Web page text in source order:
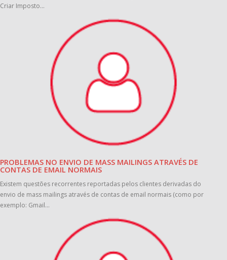
Criar Imposto...
PROBLEMAS NO ENVIO DE MASS MAILINGS ATRAVÉS DE
CONTAS DE EMAIL NORMAIS
Existem questões recorrentes reportadas pelos clientes derivadas do
envio de mass mailings através de contas de email normais (como por
exemplo: Gmail...